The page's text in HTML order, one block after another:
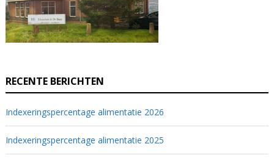
RECENTE BERICHTEN
Indexeringspercentage alimentatie 2026
Indexeringspercentage alimentatie 2025